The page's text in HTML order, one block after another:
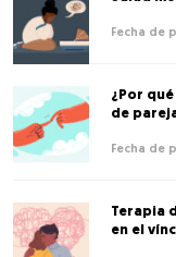
¿Por
de
Terapia
en el